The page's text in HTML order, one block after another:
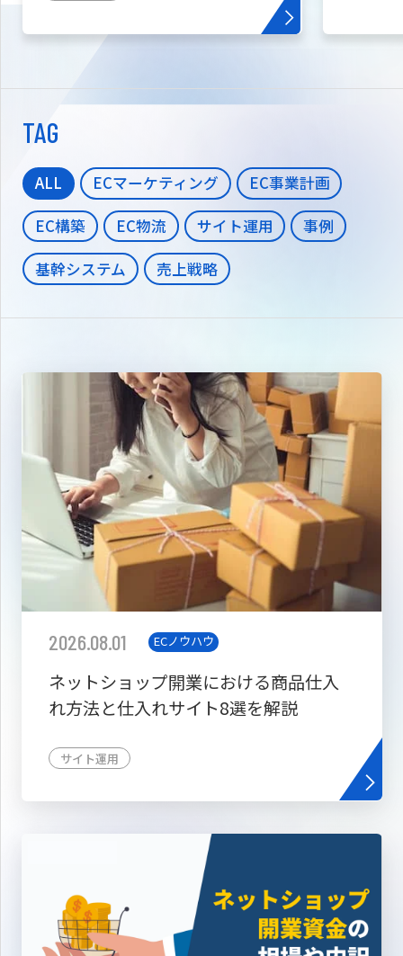
TAG
ALL ECマーケティング
EC事業計画
EC構築
EC物流 サイト運用
事例
基幹システム
売上戦略
2026.08.01 ECノウハウ
ネットショップ開業における商品仕入
れ方法と仕入れサイト8選を解説
サイト運用